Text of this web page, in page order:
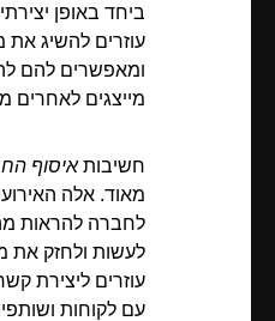
ביחד באופן
עוזרים להשיג
ומאפשרים להם
מייצגים לאחרים
חשיבותאיסוף
מאוד. אלה
לחברה להראות
לעשות ולחזק את
עוזרים ליצירת
עם לקוחות